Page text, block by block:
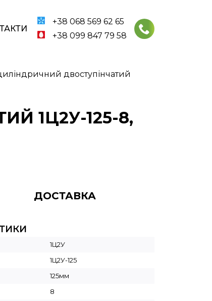
+38 068 569 62 65
+38 099 847 79 58
двоступінчатий
1Ц2У-125-8,
ДОСТАВКА
1Ц2У
1Ц2У-125
125мм
8